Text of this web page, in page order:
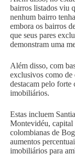
bairros listados viu
nenhum bairro
embora os bairros
que seus pares
demonstram uma
Além disso, com
exclusivos como de
destacam pelo forte
imobiliários.
Estas incluem
Montevidéu, capital
colombianas de
aumentos
imobiliários para